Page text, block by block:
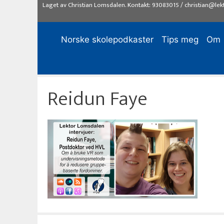
Laget avChristian Lomsdalen. Kontakt: 93083015/
Norske skolepodkaster Tips meg Om
Reidun Faye